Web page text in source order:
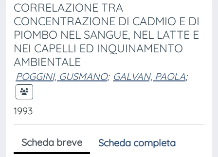
CORRELAZIONE TRA
CONCENTRAZIONE DI CADMIO E DI
PIOMBO NEL SANGUE, NEL LATTE E
NEI CAPELLI ED INQUINAMENTO
AMBIENTALE
POGGINI, GUSMANO; GALVAN, PAOLA;
1993
Scheda breve
Scheda completa